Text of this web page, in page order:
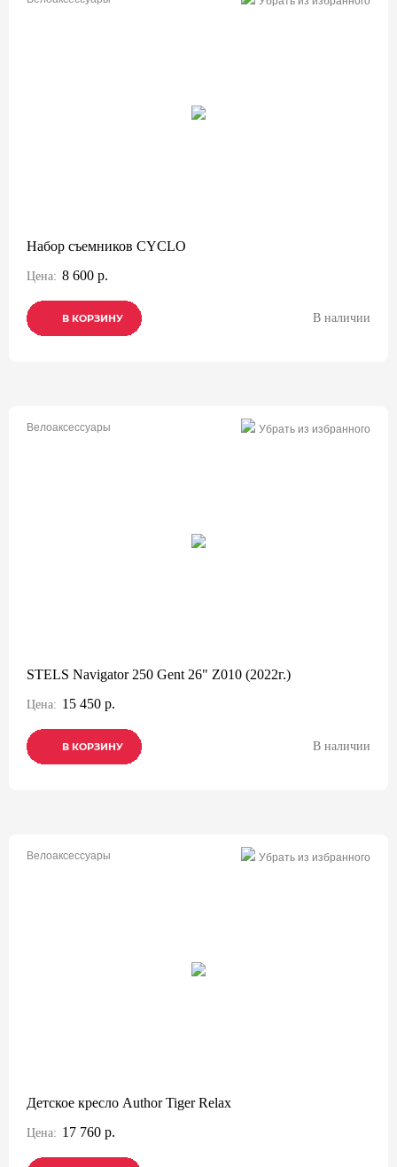
Набор съемников CYCLO
Цена: 8 600 р.
В КОРЗИНУ
В КОРЗИНУ
В КОРЗИНУ В наличии
Велоаксессуары Убрать из избранного
STELS Navigator 250 Gent 26" Z010 (2022г.)
Цена: 15 450 р.
В КОРЗИНУ
В КОРЗИНУ
В КОРЗИНУ В наличии
Велоаксессуары Убрать из избранного
Детское кресло Author Tiger Relax
Цена: 17 760 р.